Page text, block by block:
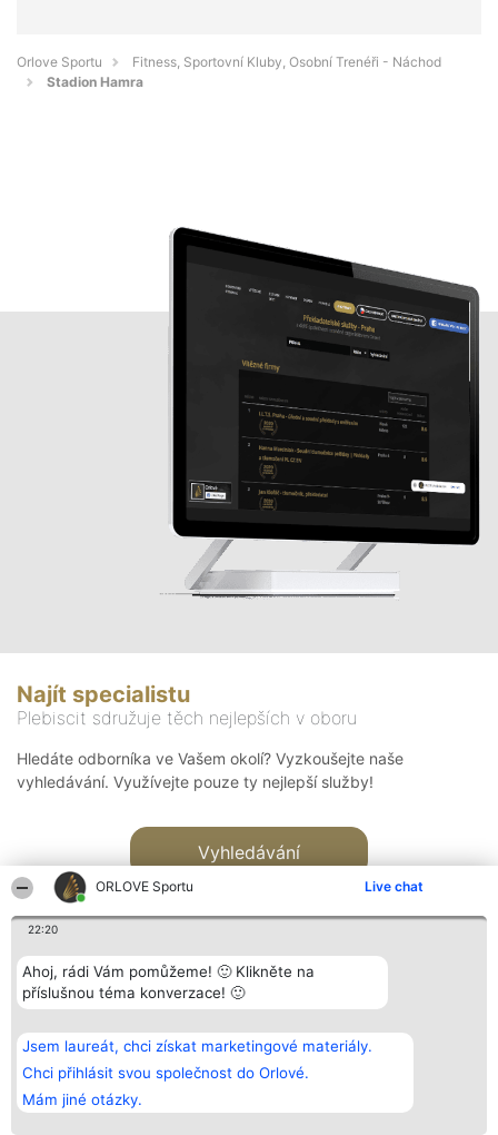
ORLOVE Sportu Live chat
22:20
Ahoj, rádi Vám pomůžeme! 🙂 Klikněte na
příslušnou téma konverzace! 🙂
Jsem laureát, chci získat marketingové materiály.
Chci přihlásit svou společnost do Orlové.
Mám jiné otázky.
Orlove Sportu
Fitness, Sportovní Kluby, Osobní Trenéři - Náchod
Stadion Hamra
Najít specialistu
Plebiscit sdružuje těch nejlepších v oboru
Hledáte odborníka ve Vašem okolí? Vyzkoušejte naše
vyhledávání. Využívejte pouze ty nejlepší služby!
Vyhledávání
Bright Side Solutions sp. z o.
o. sp. k.
ul. Ruska 22
Wrocław 50-079
KRS 0000749100 | Regon
381313360 | NIP 8943132676
Vítězové
Seznam všech
laureátů
Zásady
Zásady
Kontakt